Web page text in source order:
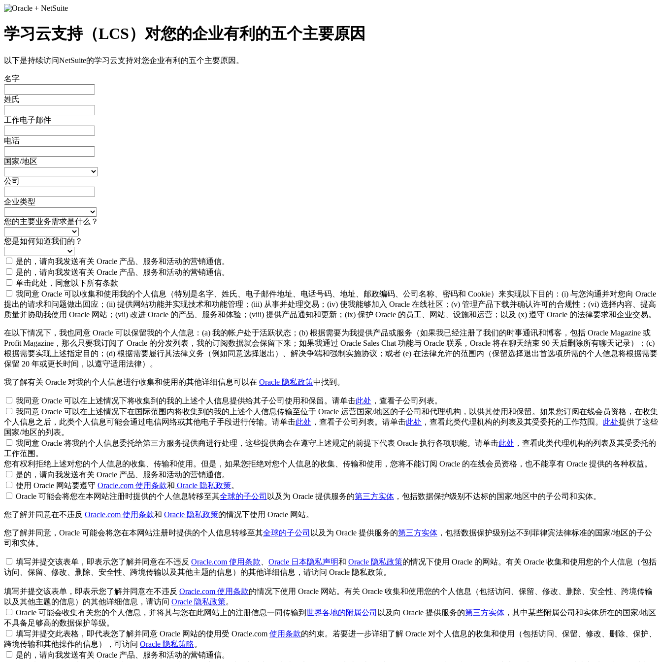
学习云支持（LCS）对您的企业有利的五个主要原因
以下是持续访问NetSuite的学习云支持对您企业有利的五个主要原因。
名字
姓氏
工作电子邮件
电话
国家/地区
公司
企业类型
您的主要业务需求是什么？
您是如何知道我们的？
是的，请向我发送有关 Oracle 产品、服务和活动的营销通信。
是的，请向我发送有关 Oracle 产品、服务和活动的营销通信。
单击此处，同意以下所有条款
我同意 Oracle 可以收集和使用我的个人信息（特别是名字、姓氏、电子邮件地址、电话号码、地址、邮政编码、公司名称、密码和 Cookie）来实现以下目的：(i) 与您沟通并对您向 Oracle
提出的请求和问题做出回应；(ii) 提供网站功能并实现技术和功能管理；(iii) 从事并处理交易；(iv) 使我能够加入 Oracle 在线社区；(v) 管理产品下载并确认许可的合规性；(vi) 选择内容、提高
质量并协助我使用 Oracle 网站；(vii) 改进 Oracle 的产品、服务和体验；(viii) 提供产品通知和更新；(ix) 保护 Oracle 的员工、网站、设施和运营；以及 (x) 遵守 Oracle 的法律要求和企业交易。
在以下情况下，我也同意 Oracle 可以保留我的个人信息：(a) 我的帐户处于活跃状态；(b) 根据需要为我提供产品或服务（如果我已经注册了我们的时事通讯和博客，包括 Oracle Magazine 或
Profit Magazine，那么只要我订阅了 Oracle 的分发列表，我的订阅数据就会保留下来；如果我通过 Oracle Sales Chat 功能与 Oracle 联系，Oracle 将在聊天结束 90 天后删除所有聊天记录）；(c)
根据需要实现上述指定目的；(d) 根据需要履行其法律义务（例如同意选择退出）、解决争端和强制实施协议；或者 (e) 在法律允许的范围内（保留选择退出首选项所需的个人信息将根据需要
保留 20 年或更长时间，以遵守适用法律）。
我了解有关 Oracle 对我的个人信息进行收集和使用的其他详细信息可以在 Oracle 隐私政策中找到。
我同意 Oracle 可以在上述情况下将收集到的我的上述个人信息提供给其子公司使用和保留。请单击此处 ，查看子公司列表。
我同意 Oracle 可以在上述情况下在国际范围内将收集到的我的上述个人信息传输至位于 Oracle 运营国家/地区的子公司和代理机构，以供其使用和保留。如果您订阅在线会员资格，在收集
个人信息之后，此类个人信息可能会通过电信网络或其他电子手段进行传输。请单击此处 ，查看子公司列表。请单击此处 ，查看此类代理机构的列表及其受委托的工作范围。 此处提供了这些
国家/地区的列表。
我同意 Oracle 将我的个人信息委托给第三方服务提供商进行处理，这些提供商会在遵守上述规定的前提下代表 Oracle 执行各项职能。请单击此处 ，查看此类代理机构的列表及其受委托的
工作范围。
您有权利拒绝上述对您的个人信息的收集、传输和使用。但是，如果您拒绝对您个人信息的收集、传输和使用，您将不能订阅 Oracle 的在线会员资格，也不能享有 Oracle 提供的各种权益。
是的，请向我发送有关 Oracle 产品、服务和活动的营销通信。
使用 Oracle 网站要遵守 Oracle.com 使用条款和 Oracle 隐私政策。
Oracle 可能会将您在本网站注册时提供的个人信息转移至其全球的子公司 以及为 Oracle 提供服务的第三方实体 ，包括数据保护级别不达标的国家/地区中的子公司和实体。
您了解并同意在不违反 Oracle.com 使用条款和 Oracle 隐私政策的情况下使用 Oracle 网站。
您了解并同意，Oracle 可能会将您在本网站注册时提供的个人信息转移至其全球的子公司 以及为 Oracle 提供服务的第三方实体 ，包括数据保护级别达不到菲律宾法律标准的国家/地区的子公
司和实体。
填写并提交该表单，即表示您了解并同意在不违反 Oracle.com 使用条款 Oracle 日本隐私声明和 Oracle 隐私政策的情况下使用 Oracle 的网站。有关 Oracle 收集和使用您的个人信息（包括
访问、保留、修改、删除、安全性、跨境传输以及其他主题的信息）的其他详细信息，请访问 Oracle 隐私政策。
填写并提交该表单，即表示您了解并同意在不违反 Oracle.com 使用条款的情况下使用 Oracle 网站。有关 Oracle 收集和使用您的个人信息（包括访问、保留、修改、删除、安全性、跨境传输
以及其他主题的信息）的其他详细信息，请访问 Oracle 隐私政策。
Oracle 可能会收集有关您的个人信息，并将其与您在此网站上的注册信息一同传输到 世界各地的附属公司 以及向 Oracle 提供服务的第三方实体 ，其中某些附属公司和实体所在的国家/地区
不具备足够高的数据保护等级。
填写并提交此表格，即代表您了解并同意 Oracle 网站的使用受 Oracle.com 使用条款的约束。若要进一步详细了解 Oracle 对个人信息的收集和使用（包括访问、保留、修改、删除、保护、
跨境传输和其他操作的信息），可访问 Oracle 隐私策略。
是的，请向我发送有关 Oracle 产品、服务和活动的营销通信。